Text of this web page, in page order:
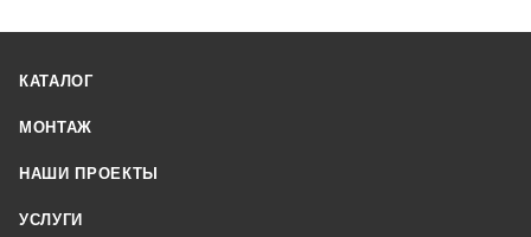
КАТАЛОГ
МОНТАЖ
НАШИ ПРОЕКТЫ
УСЛУГИ